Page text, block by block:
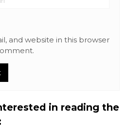
and website in this browser
in reading the